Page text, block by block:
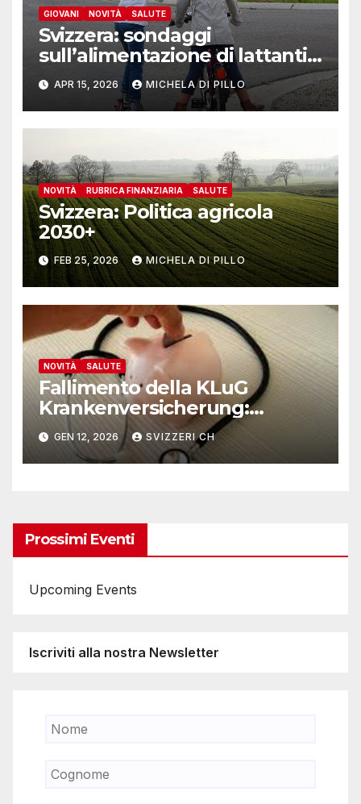
GIOVANI NOVITÀ SALUTE
Svizzera: sondaggi
sull’alimentazione di lattanti,
bambini e adolescenti
APR 15, 2026 MICHELA DI PILLO
NOVITÀ RUBRICA FINANZIARIA SALUTE
Svizzera: Politica agricola
2030+
FEB 25, 2026 MICHELA DI PILLO
NOVITÀ SALUTE
Fallimento della KLuG
Krankenversicherung:
assicurati tutelati e continuità
garantita
GEN 12, 2026 SVIZZERI CH
Prossimi Eventi
Upcoming Events
Iscriviti alla nostra Newsletter